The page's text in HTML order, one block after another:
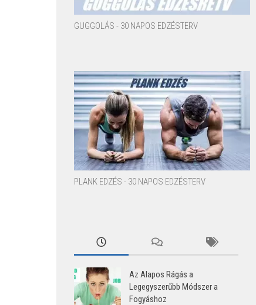
GUGGOLÁS - 30 NAPOS EDZÉSTERV
PLANK EDZÉS - 30 NAPOS EDZÉSTERV
Az Alapos Rágás a
Legegyszerűbb Módszer a
Fogyáshoz